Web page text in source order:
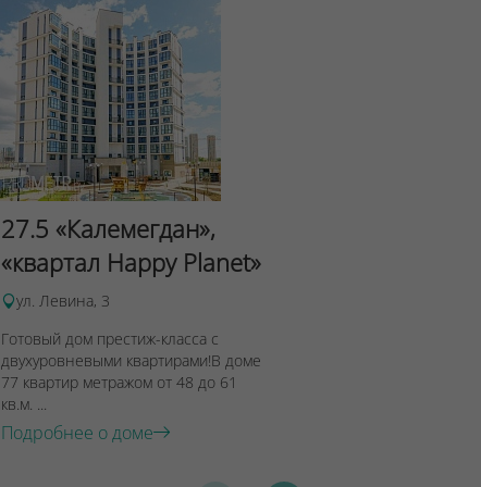
27.5 «Калемегдан»,
«квартал Happy Planet»
ул. Левина, 3
Готовый дом престиж-класса с
двухуровневыми квартирами!В доме
77 квартир метражом от 48 до 61
кв.м. ...
Подробнее о доме